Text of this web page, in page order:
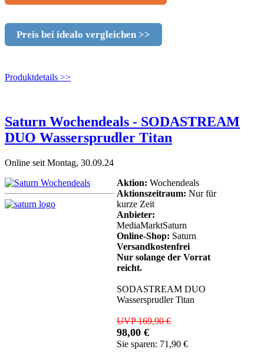
Preis bei idealo vergleichen >>
Produktdetails >>
Saturn Wochendeals - SODASTREAM
DUO Wassersprudler Titan
Online seit Montag, 30.09.24
Aktion: Wochendeals
Aktionszeitraum: Nur für
kurze Zeit
Anbieter:
MediaMarktSaturn
Online-Shop: Saturn
Versandkostenfrei
Nur solange der Vorrat
reicht.
SODASTREAM DUO
Wassersprudler Titan
UVP 169,90 €
98,00 €
Sie sparen: 71,90 €